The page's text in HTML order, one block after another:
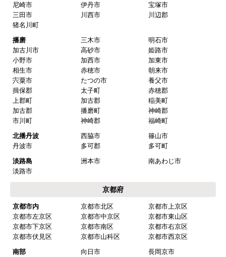
尼崎市
伊丹市
宝塚市
三田市
川西市
川辺郡
猪名川町
播磨
三木市
明石市
加古川市
高砂市
姫路市
小野市
加西市
加東市
相生市
赤穂市
朝来市
宍粟市
たつの市
養父市
揖保郡
太子町
赤穂郡
上郡町
加古郡
稲美町
加古郡
播磨町
神崎郡
市川町
神崎郡
福崎町
北播丹波
西脇市
篠山市
丹波市
多可郡
多可町
淡路島
洲本市
南あわじ市
淡路市
京都府
京都市内 京都市北区
京都市上京区
京都市左京区
京都市中京区
京都市東山区
京都市下京区
京都市南区
京都市右京区
京都市伏見区
京都市山科区
京都市西京区
南部
向日市
長岡京市